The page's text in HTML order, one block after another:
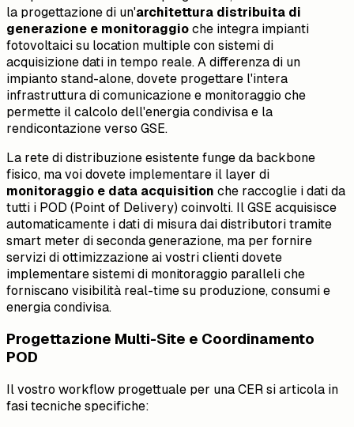
la progettazione di un'architettura distribuita di
generazione e monitoraggio che integra impianti
fotovoltaici su location multiple con sistemi di
acquisizione dati in tempo reale. A differenza di un
impianto stand-alone, dovete progettare l'intera
infrastruttura di comunicazione e monitoraggio che
permette il calcolo dell'energia condivisa e la
rendicontazione verso GSE.
La rete di distribuzione esistente funge da backbone
fisico, ma voi dovete implementare il layer di
monitoraggio e data acquisition che raccoglie i dati da
tutti i POD (Point of Delivery) coinvolti. Il GSE acquisisce
automaticamente i dati di misura dai distributori tramite
smart meter di seconda generazione, ma per fornire
servizi di ottimizzazione ai vostri clienti dovete
implementare sistemi di monitoraggio paralleli che
forniscano visibilità real-time su produzione, consumi e
energia condivisa.
Progettazione Multi-Site e Coordinamento
POD
Il vostro workflow progettuale per una CER si articola in
fasi tecniche specifiche: